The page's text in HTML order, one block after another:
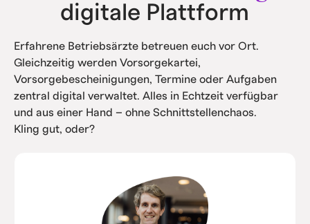
digitale Plattform
Erfahrene Betriebsärzte betreuen euch vor Ort.
Gleichzeitig werden Vorsorgekartei,
Vorsorgebescheinigungen, Termine oder Aufgaben
zentral digital verwaltet. Alles in Echtzeit verfügbar
und aus einer Hand – ohne Schnittstellenchaos.
Kling gut, oder?